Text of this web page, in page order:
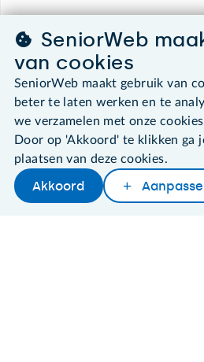
Later lezenDelen
©2026 SeniorWeb
Algemene voorwaarden
Cookies en cookie-instellingen
Disclaimer
Privacybeleid
About SeniorWeb
SeniorWeb
van cookies
SeniorWeb maakt gebruik van
beter te laten werken en te
we verzamelen met onze
Door op 'Akkoord' te klikken ga
plaatsen van deze cookies.
Akkoord